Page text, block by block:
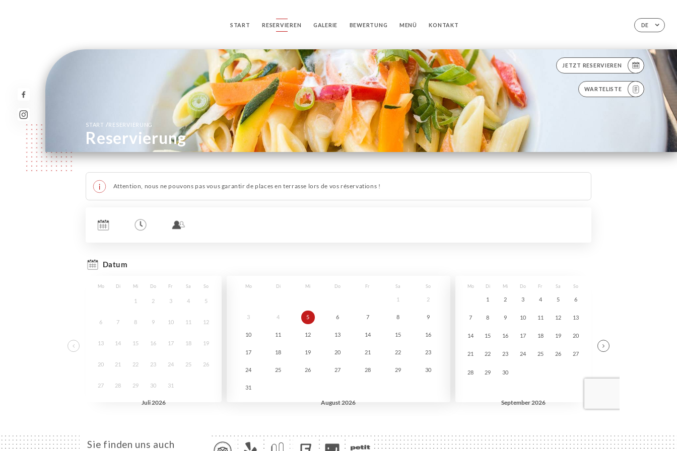
DE
START RESERVIEREN GALERIE BEWERTUNG MENÜ KONTAKT
JETZT RESERVIEREN
WARTELISTE
START /RESERVIERUNG
Reservierung
Sie finden uns auch